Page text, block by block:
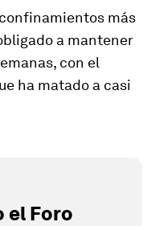
más
a mantener
con el
ha matado a casi
el Foro